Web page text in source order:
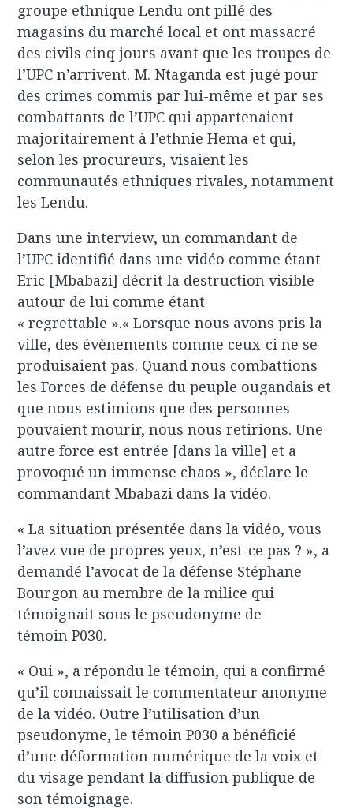
groupe ethnique Lendu ont pillé des
magasins du marché local et ont massacré
des civils cinq jours avant que les troupes de
l’UPC n’arrivent. M. Ntaganda est jugé pour
des crimes commis par lui-même et par ses
combattants de l’UPC qui appartenaient
majoritairement à l’ethnie Hema et qui,
selon les procureurs, visaient les
communautés ethniques rivales, notamment
les Lendu.
Dans une interview, un commandant de
l’UPC identifié dans une vidéo comme étant
Eric [Mbabazi] décrit la destruction visible
autour de lui comme étant
« regrettable ».« Lorsque nous avons pris la
ville, des évènements comme ceux-ci ne se
produisaient pas. Quand nous combattions
les Forces de défense du peuple ougandais et
que nous estimions que des personnes
pouvaient mourir, nous nous retirions. Une
autre force est entrée [dans la ville] et a
provoqué un immense chaos », déclare le
commandant Mbabazi dans la vidéo.
« La situation présentée dans la vidéo, vous
l’avez vue de propres yeux, n’est-ce pas ? », a
demandé l’avocat de la défense Stéphane
Bourgon au membre de la milice qui
témoignait sous le pseudonyme de
témoin P030.
« Oui », a répondu le témoin, qui a confirmé
qu’il connaissait le commentateur anonyme
de la vidéo. Outre l’utilisation d’un
pseudonyme, le témoin P030 a bénéficié
d’une déformation numérique de la voix et
du visage pendant la diffusion publique de
son témoignage.